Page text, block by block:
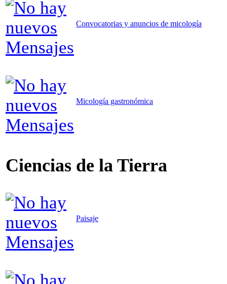
Convocatorias y anuncios de micología
Micología gastronómica
Ciencias de la Tierra
Paisaje